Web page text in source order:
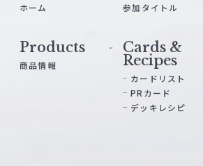
ホーム 参加タイトル
Products
商品情報
Cards &
Recipes
カードリスト
PRカード
デッキレシピ